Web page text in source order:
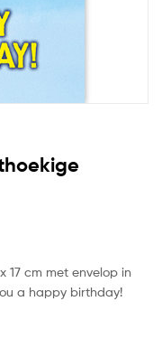
17 cm met envelop in
a happy birthday!